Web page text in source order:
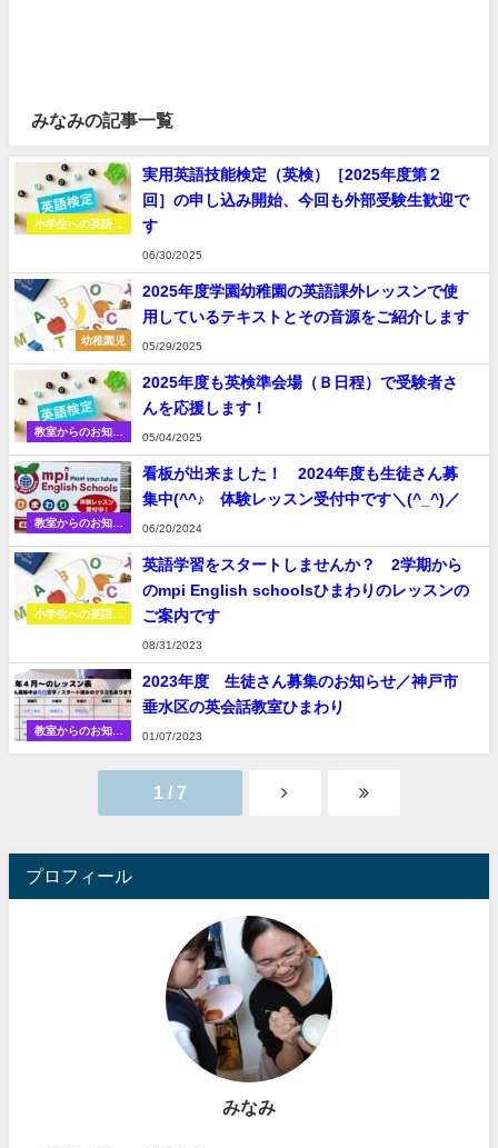
みなみの記事一覧
小学生への英語学
実用英語技能検定（英検）［2025年度第２
回］の申し込み開始、今回も外部受験生歓迎で
す
06/30/2025
幼稚園児
2025年度学園幼稚園の英語課外レッスンで使
用しているテキストとその音源をご紹介します
05/29/2025
教室からのお知ら
2025年度も英検準会場（Ｂ日程）で受験者さ
んを応援します！
05/04/2025
教室からのお知ら
看板が出来ました！ 2024年度も生徒さん募
集中(^^♪ 体験レッスン受付中です＼(^_^)／
06/20/2024
小学生への英語学
英語学習をスタートしませんか？ 2学期から
のmpi English schoolsひまわりのレッスンの
ご案内です
08/31/2023
教室からのお知ら
2023年度 生徒さん募集のお知らせ／神戸市
垂水区の英会話教室ひまわり
01/07/2023
1 / 7
プロフィール
みなみ